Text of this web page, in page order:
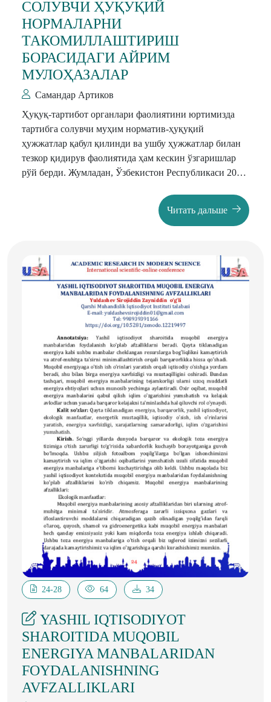
СОЛУВЧИ ҲУҚУҚИЙ
НОРМАЛАРНИ
ТАКОМИЛЛАШТИРИШ
БОРАСИДАГИ АЙРИМ
МУЛОҲАЗАЛАР
Самандар Артиков
Ҳуқуқ-тартибот органлари фаолиятини юртимизда
тартибга солувчи муҳим норматив-ҳуқуқий
ҳужжатлар қабул қилинди ва ушбу ҳужжатлар билан
тезкор қидирув фаолиятида ҳам кескин ўзгаришлар
рўй берди. Жумладан, Ўзбекистон Республикаси 2012
тўғрисида” ЎРҚ-344-сон қонуни қабул қилиниши
ушбу соҳада махсус ваколат берилган давлат
органлар деб юритилади) томонидан тезкор-қидирув
тадбирлари ўтказиш орқали амалга ошириладиган
фаолият тури этиб белгиланди[1]
Читать дальше
24-28 64 34
YASHIL IQTISODIYOT
SHAROITIDA MUQOBIL
ENERGIYA MANBALARIDAN
FOYDALANISHNING
AVFZALLIKLARI